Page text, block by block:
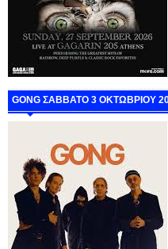
GONG ΣΑΒΒΑΤΟ 3 ΟΚΤΩΒΡΙΟΥ